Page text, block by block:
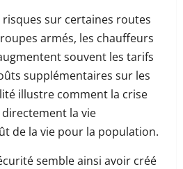
risques sur certaines routes
armés, les chauffeurs
souvent les tarifs
supplémentaires sur les
illustre comment la crise
la vie
de la vie pour la population.
semble ainsi avoir créé